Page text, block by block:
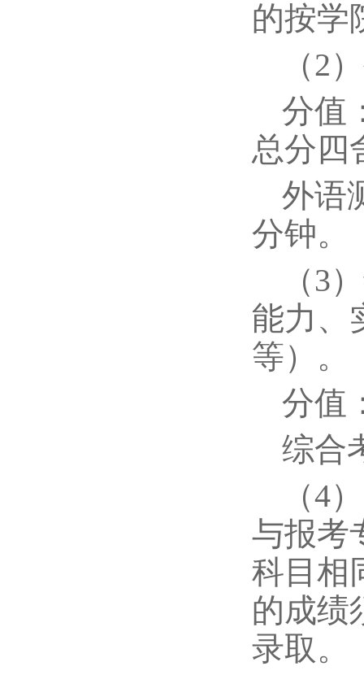
的按学
（2
分值
总分四
外语
分钟。
（3
能力、
等）。
分值
综合
（4
与报考
科目相
的成绩
录取。